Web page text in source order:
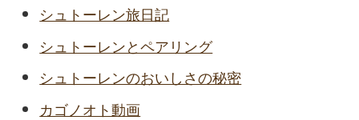
シュトーレン旅日記
シュトーレンとペアリング
シュトーレンのおいしさの秘密
カゴノオト動画